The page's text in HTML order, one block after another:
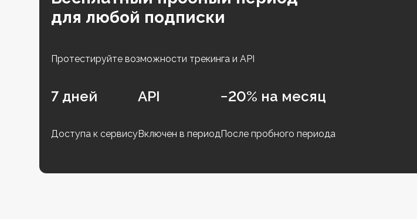
для любой подписки
Протестируйте возможности трекинга и API
7 дней
Доступа к сервису
API
Включен в период
−20% на месяц
После пробного периода